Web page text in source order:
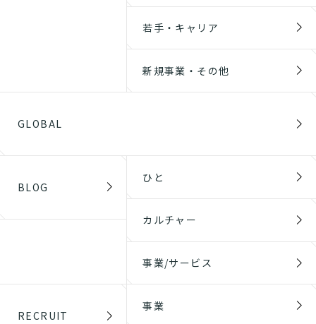
若手・キャリア
新規事業・その他
GLOBAL
BLOG
ひと
カルチャー
事業/サービス
RECRUIT
事業